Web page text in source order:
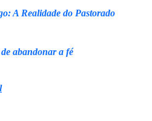
A Realidade do Pastorado
abandonar a fé